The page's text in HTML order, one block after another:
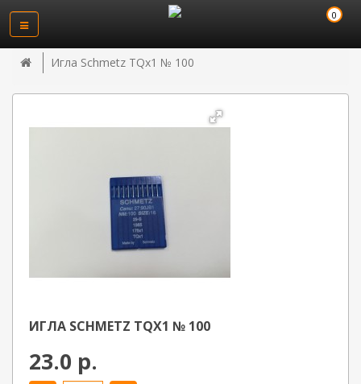
0
Игла Schmetz TQx1 № 100
ИГЛА SCHMETZ TQX1 № 100
23.0 р.